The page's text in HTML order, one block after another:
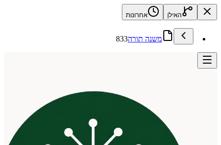
האילן אחרונות
משנה תורה833